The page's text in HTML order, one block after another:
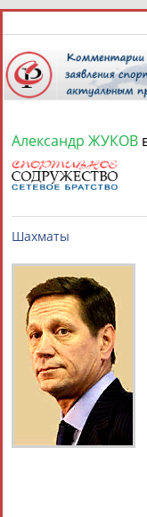
6
СПОРТСМЕНЫ,
Найдено: 13181
Аслаудин
АБАЕВ
Елена
Александр ЖУКОВ
Шахматы